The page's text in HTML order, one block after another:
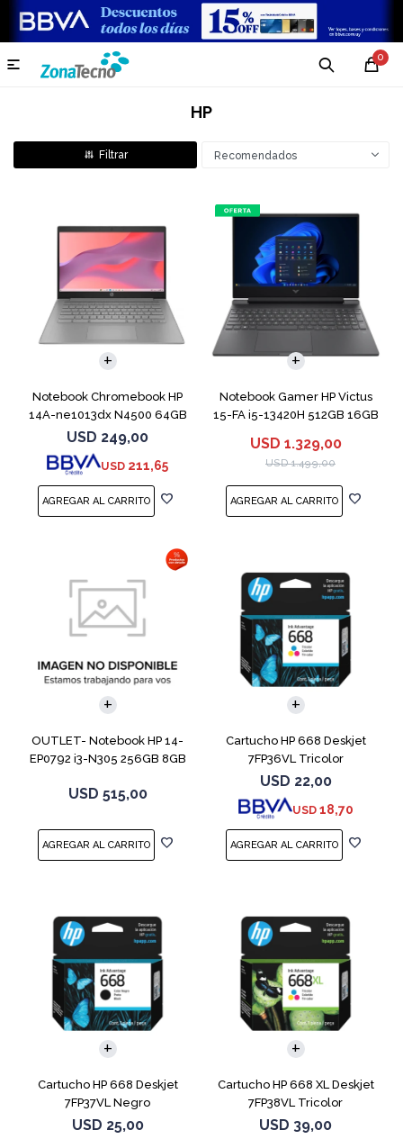
0

HP
Recomendados
Notebook Chromebook HP
14A-ne1013dx N4500 64GB
4GB 14" Grey
USD 249,00
USD 211,65
Notebook Gamer HP Victus
15-FA i5-13420H 512GB 16GB
USD 1.329,00
USD 1.499,00
COMPARAR
OUTLET- Notebook HP 14-
EP0792 i3-N305 256GB 8GB
USD 515,00
COMPARAR
Cartucho HP 668 Deskjet
7FP36VL Tricolor
USD 22,00
USD 18,70
Cartucho HP 668 Deskjet
7FP37VL Negro
USD 25,00
Cartucho HP 668 XL Deskjet
7FP38VL Tricolor
USD 39,00